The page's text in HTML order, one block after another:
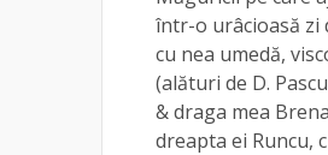
într-o urâcioasă zi
cu nea umedă,
(alături de D.
& draga mea
dreapta ei Runcu,